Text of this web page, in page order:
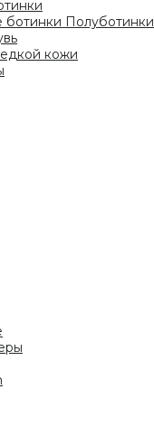
ботинки Полуботинки
кожи